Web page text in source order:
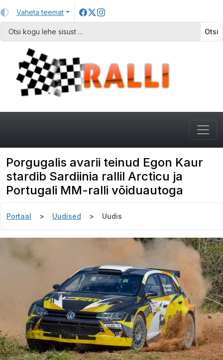
Vaheta teemat
Otsi
Porgugalis avarii teinud Egon Kaur
stardib Sardiinia rallil Arcticu ja
Portugali MM-ralli võiduautoga
Portaal Uudised Uudis